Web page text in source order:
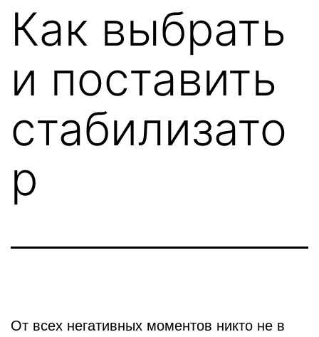
Как выбрать
и поставить
стабилизато
р
От всех негативных моментов никто не в